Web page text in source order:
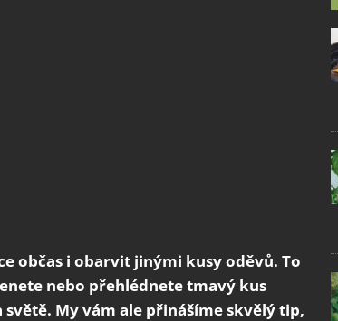
občas i obarvit jinými kusy oděvů. To
nebo přehlédnete tmavý kus
My vám ale přinášíme skvělý tip,